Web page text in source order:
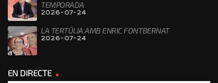
TEMPORADA
2026-07-24
LA TERTÚLIA AMB ENRIC FONTBERNAT
2026-07-24
EN DIRECTE